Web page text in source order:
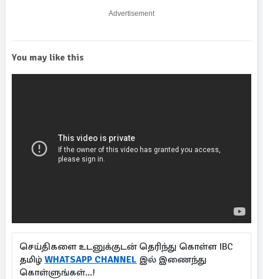
Advertisement
You may like this
செய்திகளை உடனுக்குடன் தெரிந்து கொள்ள IBC
தமிழ் WHATSAPP CHANNEL இல் இணைந்து
கொள்ளுங்கள்...!